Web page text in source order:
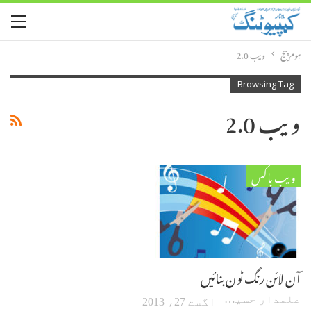
ہوم پیج ویب 2.0
Browsing Tag
ویب 2.0
ویب باکس
آن لائن رنگ ٹون بنائیں
علمدار حسین اگست 27، 2013